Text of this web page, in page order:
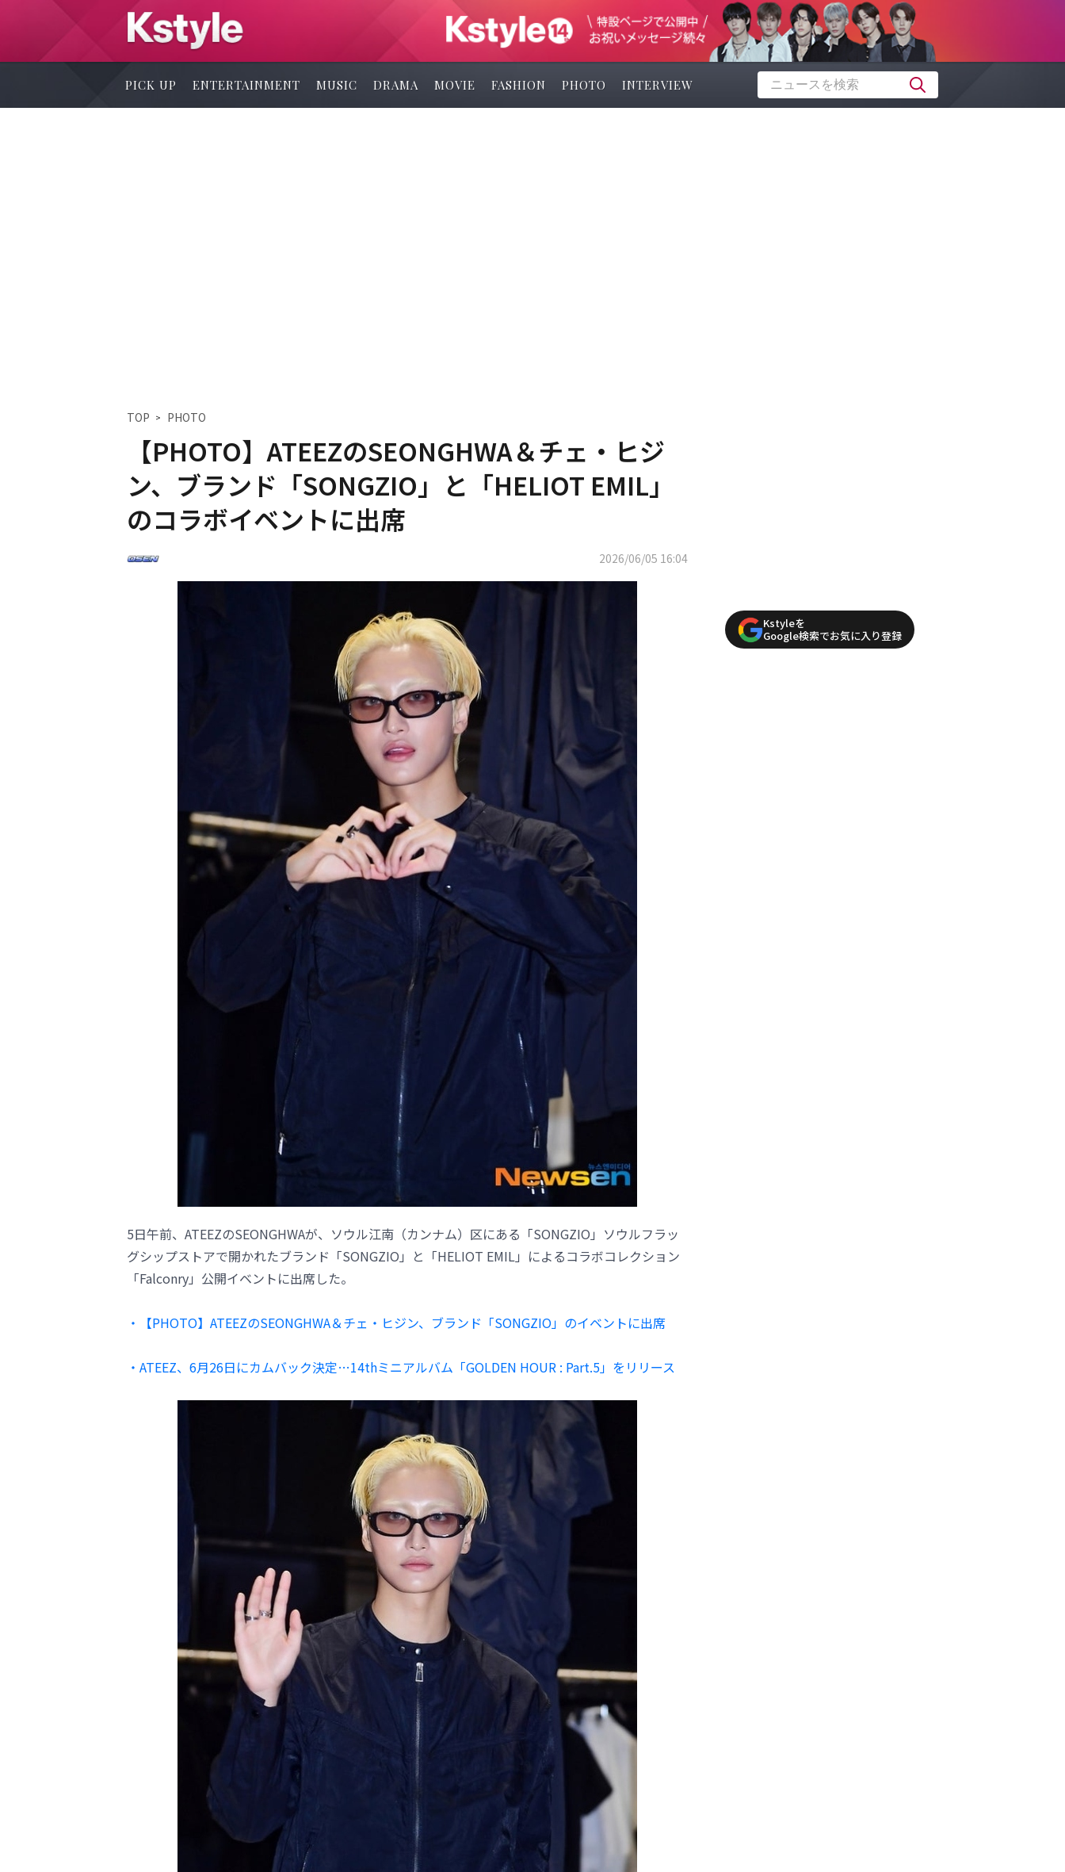
PICK UP ENTERTAINMENT MUSIC DRAMA MOVIE FASHION PHOTO INTERVIEW
TOP PHOTO
【PHOTO】ATEEZのSEONGHWA＆チェ・ヒジ
ン、ブランド「SONGZIO」と「HELIOT EMIL」
のコラボイベントに出席
2026/06/05 16:04
5日午前、ATEEZのSEONGHWAが、ソウル江南（カンナム）区にある「SONGZIO」ソウルフラッ
グシップストアで開かれたブランド「SONGZIO」と「HELIOT EMIL」によるコラボコレクション
「Falconry」公開イベントに出席した。
・【PHOTO】ATEEZのSEONGHWA＆チェ・ヒジン、ブランド「SONGZIO」のイベントに出席
・ATEEZ、6月26日にカムバック決定…14thミニアルバム「GOLDEN HOUR : Part.5」をリリース
Kstyleを
Google検索でお気に入り登録